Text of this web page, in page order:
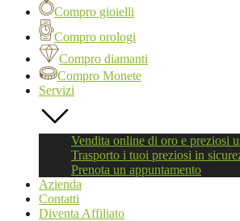
Compro gioielli
Compro orologi
Compro diamanti
Compro Monete
Servizi
Vendita online di oro e preziosi
Trasporto i tuoi preziosi in
Prenota un appuntamento
Azienda
Contatti
Diventa Affiliato